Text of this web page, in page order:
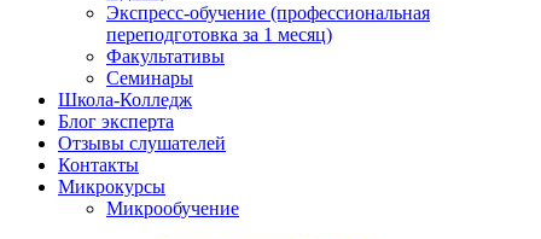
Экспресс-обучение (профессиональная
переподготовка за 1 месяц)
Факультативы
Семинары
Школа-Колледж
Блог эксперта
Отзывы слушателей
Контакты
Микрокурсы
Микрообучение